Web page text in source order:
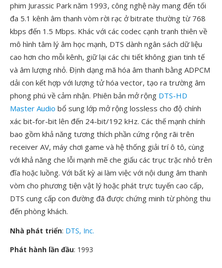
phim Jurassic Park năm 1993, công nghệ này mang đến tối
đa 5.1 kênh âm thanh vòm rời rạc ở bitrate thường từ 768
kbps đến 1.5 Mbps. Khác với các codec cạnh tranh thiên về
mô hình tâm lý âm học mạnh, DTS dành ngân sách dữ liệu
cao hơn cho mỗi kênh, giữ lại các chi tiết không gian tinh tế
và âm lượng nhỏ. Định dạng mã hóa âm thanh bằng ADPCM
dải con kết hợp với lượng tử hóa vector, tạo ra trường âm
phong phú về cảm nhận. Phiên bản mở rộng DTS-HD
Master Audio bổ sung lớp mở rộng lossless cho độ chính
xác bit-for-bit lên đến 24-bit/192 kHz. Các thế mạnh chính
bao gồm khả năng tương thích phần cứng rộng rãi trên
receiver AV, máy chơi game và hệ thống giải trí ô tô, cùng
với khả năng che lỗi mạnh mẽ che giấu các trục trặc nhỏ trên
đĩa hoặc luồng. Với bất kỳ ai làm việc với nội dung âm thanh
vòm cho phương tiện vật lý hoặc phát trực tuyến cao cấp,
DTS cung cấp con đường đã được chứng minh từ phòng thu
đến phòng khách.
Nhà phát triển: DTS, Inc.
Phát hành lần đầu: 1993